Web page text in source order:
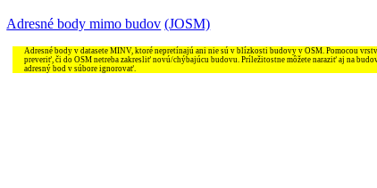
Adresné body mimo budov (JOSM)
Adresné body v datasete MINV, ktoré nepretínajú ani nie sú v blízkosti budovy v OSM. Pomocou
preveriť, či do OSM netreba zakresliť novú/chýbajúcu budovu. Príležitostne môžete naraziť aj na
adresný bod v súbore ignorovať.